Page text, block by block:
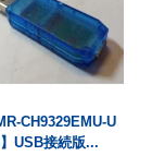
CH9329EMU-U
USB接続版...